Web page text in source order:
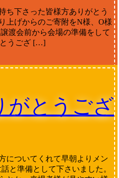
ち下さった皆様方ありがとう
上げからのご寄附をN様、O様
渡会前から会場の準備をして
うござ […]
がとうござ
についてくれて早朝よりメン
と準備として下さいました。